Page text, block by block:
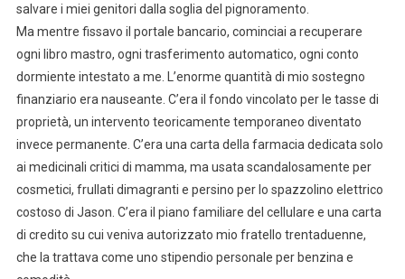
salvare i miei genitori dalla soglia del pignoramento.
Ma mentre fissavo il portale bancario, cominciai a recuperare
ogni libro mastro, ogni trasferimento automatico, ogni conto
dormiente intestato a me. L’enorme quantità di mio sostegno
finanziario era nauseante. C’era il fondo vincolato per le tasse di
proprietà, un intervento teoricamente temporaneo diventato
invece permanente. C’era una carta della farmacia dedicata solo
ai medicinali critici di mamma, ma usata scandalosamente per
cosmetici, frullati dimagranti e persino per lo spazzolino elettrico
costoso di Jason. C’era il piano familiare del cellulare e una carta
di credito su cui veniva autorizzato mio fratello trentaduenne,
che la trattava come uno stipendio personale per benzina e